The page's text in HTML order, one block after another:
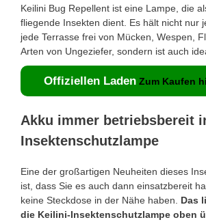
Keilini Bug Repellent ist eine Lampe, die
fliegende Insekten dient. Es hält nicht nur
jede Terrasse frei von Mücken, Wespen,
Arten von Ungeziefer, sondern ist auch
Offiziellen Laden Zum Kaufen
Akku immer betriebsbereit
Insektenschutzlampe
Eine der großartigen Neuheiten dieses
ist, dass Sie es auch dann einsatzbereit
keine Steckdose in der Nähe haben. Das
die Keilini-Insektenschutzlampe oben